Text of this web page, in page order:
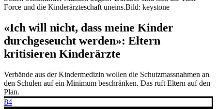
Force und die Kinderärzteschaft uneins.Bild: keystone
«Ich will nicht, dass meine Kinder
durchgeseucht werden»: Eltern
kritisieren Kinderärzte
Verbände aus der Kindermedizin wollen die Schutzmassnahmen an
den Schulen auf ein Minimum beschränken. Das ruft Eltern auf den
Plan.
84